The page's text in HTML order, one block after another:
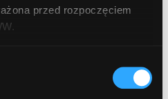
przed rozpoczęciem
cookies. Więcej:
Polityka
Góry, Zagórska
(PEKAO SA)